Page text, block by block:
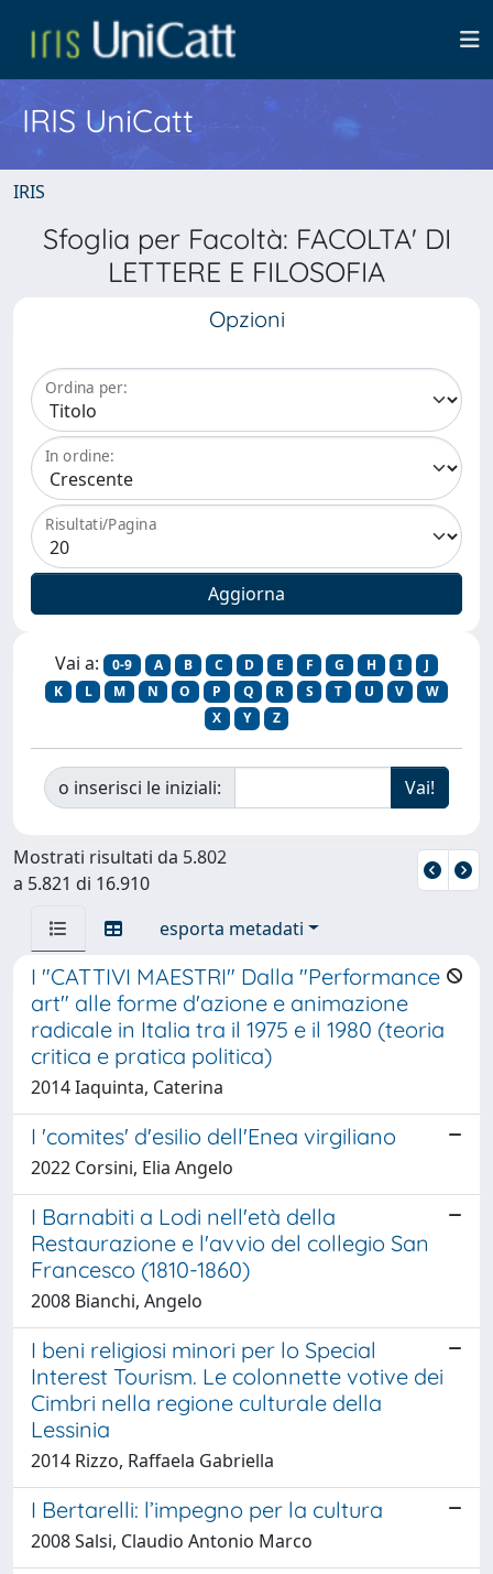
IRIS UniCatt
IRIS
Sfoglia per Facoltà: FACOLTA' DI
LETTERE E FILOSOFIA
Opzioni
Ordina per:
In ordine:
Risultati/Pagina
Vai a: 0-9 A B C D E F G H I
J
K
L M N O P Q R S T U V
W
X
Y Z
o inserisci le iniziali:
Mostrati risultati da 5.802
a 5.821 di 16.910
esporta metadati
I "CATTIVI MAESTRI" Dalla "Performance
art" alle forme d'azione e animazione
radicale in Italia tra il 1975 e il 1980 (teoria
critica e pratica politica)
2014 Iaquinta, Caterina
I 'comites' d'esilio dell'Enea virgiliano
2022 Corsini, Elia Angelo
I Barnabiti a Lodi nell'età della
Restaurazione e l'avvio del collegio San
Francesco (1810-1860)
2008 Bianchi, Angelo
I beni religiosi minori per lo Special
Interest Tourism. Le colonnette votive dei
Cimbri nella regione culturale della
Lessinia
2014 Rizzo, Raffaela Gabriella
I Bertarelli: l’impegno per la cultura
2008 Salsi, Claudio Antonio Marco